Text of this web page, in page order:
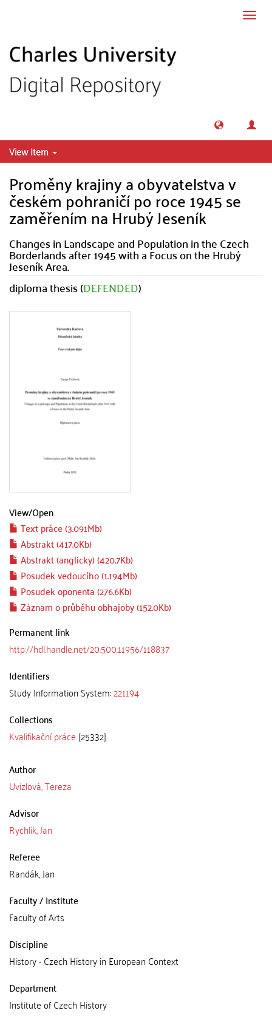
View Item
Proměny krajiny a obyvatelstva v
českém pohraničí po roce 1945 se
zaměřením na Hrubý Jeseník
Changes in Landscape and Population in the Czech
Borderlands after 1945 with a Focus on the Hrubý
Jeseník Area.
diploma thesis (DEFENDED)
View/Open
Text práce (3.091Mb)
Abstrakt (417.0Kb)
Abstrakt (anglicky) (420.7Kb)
Posudek vedoucího (1.194Mb)
Posudek oponenta (276.6Kb)
Záznam o průběhu obhajoby (152.0Kb)
Permanent link
http://hdl.handle.net/20.500.11956/118837
Identifiers
Study Information System:221194
Collections
Kvalifikační práce [25332]
Author
Uvízlová, Tereza
Advisor
Rychlík, Jan
Referee
Randák, Jan
Faculty / Institute
Faculty of Arts
Discipline
History - Czech History in European Context
Department
Institute of Czech History